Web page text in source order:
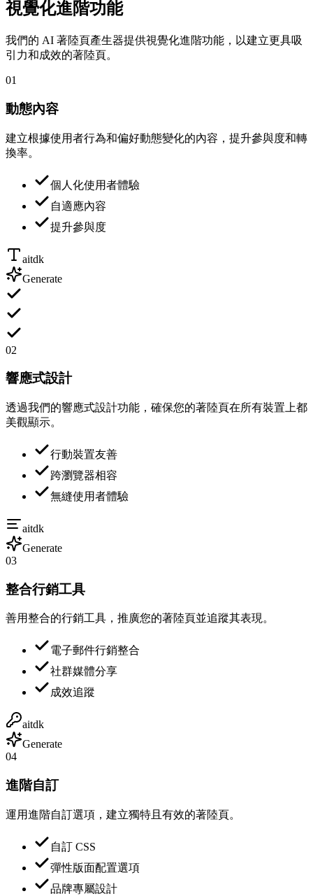
視覺化進階功能
我們的 AI 著陸頁產生器提供視覺化進階功能，以建立更具吸
引力和成效的著陸頁。
01
動態內容
建立根據使用者行為和偏好動態變化的內容，提升參與度和轉
換率。
個人化使用者體驗
自適應內容
提升參與度
aitdk
Generate
02
響應式設計
透過我們的響應式設計功能，確保您的著陸頁在所有裝置上都
美觀顯示。
行動裝置友善
跨瀏覽器相容
無縫使用者體驗
aitdk
Generate
03
整合行銷工具
善用整合的行銷工具，推廣您的著陸頁並追蹤其表現。
電子郵件行銷整合
社群媒體分享
成效追蹤
aitdk
Generate
04
進階自訂
運用進階自訂選項，建立獨特且有效的著陸頁。
自訂 CSS
彈性版面配置選項
品牌專屬設計